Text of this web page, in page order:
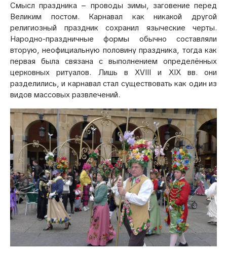
Смысл праздника – проводы зимы, заговение перед
Великим постом. Карнавал как никакой другой
религиозный праздник сохранил языческие черты.
Народно-праздничные формы обычно составляли
вторую, неофициальную половину праздника, тогда как
первая была связана с выполнением определённых
церковных ритуалов. Лишь в XVIII и XIX вв. они
разделились, и карнавал стал существовать как один из
видов массовых развлечений.